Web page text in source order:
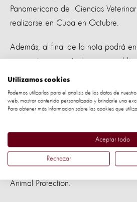
Panamericano de Ciencias
realizarse en Cuba en Octubre.
Además, al final de la nota podrá
propuestas presentadas para
"Estrategias, prácticas y actividades
enseñanza efectiva del bienestar
Estos trabajos fueron evaluados por
con especialización en la área de
pedagogía de diferentes países,
representantes del departamento
Animal Protection.
Utilizamos cookies
Podemos utilizarlas para el análisis de los datos de
web, mostrar contenido personalizado y brindarle una
Para obtener más información sobre las cookies que
Aceptar todo
Rechazar